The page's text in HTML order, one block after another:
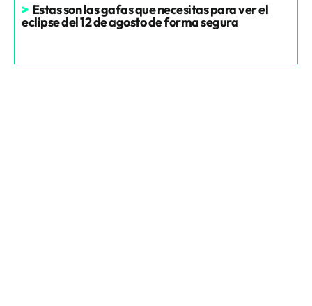
> Estas son las gafas que necesitas para ver el
eclipse del 12 de agosto de forma segura